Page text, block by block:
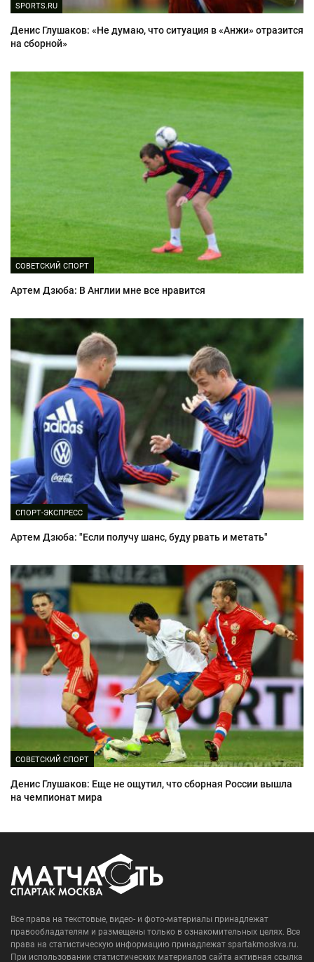
SPORTS.RU
Денис Глушаков: «Не думаю, что ситуация в «Анжи» отразится
на сборной»
СОВЕТСКИЙ СПОРТ
Артем Дзюба: В Англии мне все нравится
СПОРТ-ЭКСПРЕСС
Артем Дзюба: "Если получу шанс, буду рвать и метать"
СОВЕТСКИЙ СПОРТ
Денис Глушаков: Еще не ощутил, что сборная России вышла
на чемпионат мира
Все права на текстовые, видео- и фото-материалы принадлежат
правообладателям и размещены только в ознакомительных целях. Все
права на статистическую информацию принадлежат spartakmoskva.ru.
При использовании статистических материалов сайта активная ссылка